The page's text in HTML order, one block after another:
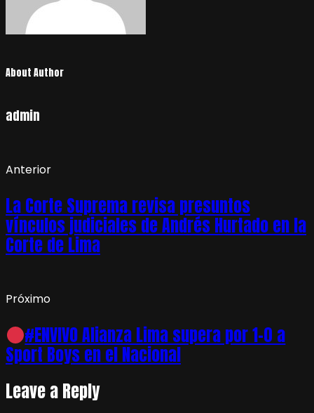
About Author
admin
Anterior
La Corte Suprema revisa presuntos
vínculos judiciales de Andrés Hurtado en la
Corte de Lima
Próximo
#ENVIVO Alianza Lima supera por 1-0 a
Sport Boys en el Nacional
Leave a Reply